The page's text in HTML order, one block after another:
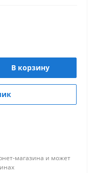
В корзину
магазина и может